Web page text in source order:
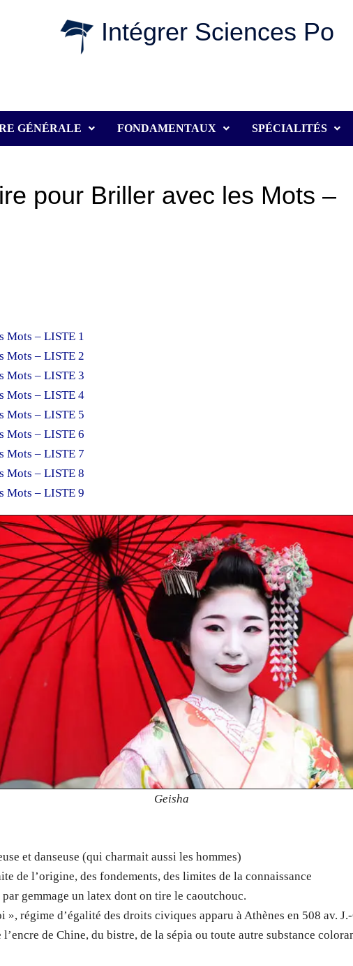
Intégrer Sciences Po
GÉNÉRALE FONDAMENTAUX SPÉCIALITÉS
pour Briller avec les Mots –
Mots – LISTE 1
Mots – LISTE 2
Mots – LISTE 3
Mots – LISTE 4
Mots – LISTE 5
Mots – LISTE 6
Mots – LISTE 7
Mots – LISTE 8
Mots – LISTE 9
Geisha
et danseuse (qui charmait aussi les hommes)
de l’origine, des fondements, des limites de la connaissance
gemmage un latex dont on tire le caoutchouc.
régime d’égalité des droits civiques apparu à Athènes en 508 av.
de Chine, du bistre, de la sépia ou toute autre substance